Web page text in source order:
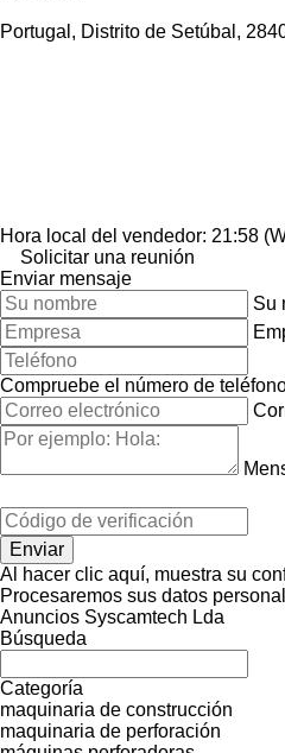
Portugal, Distrito de Setúbal,
Hora local del vendedor: 21:58
Solicitar una reunión
Enviar mensaje
Su
Compruebe el número de
Al hacer clic aquí, muestra su
Procesaremos sus datos
Anuncios Syscamtech Lda
Búsqueda
Categoría
maquinaria de construcción
maquinaria de perforación